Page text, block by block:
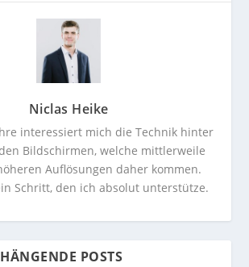
Niclas Heike
interessiert mich die Technik hinter
Bildschirmen, welche mittlerweile
Auflösungen daher kommen.
Schritt, den ich absolut unterstütze.
POSTS